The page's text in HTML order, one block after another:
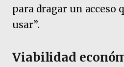
para dragar un acceso
usar”.
Viabilidad